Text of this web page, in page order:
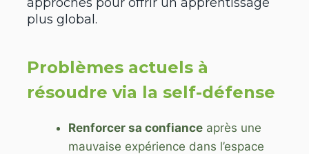
plus global.
Problèmes actuels à
résoudre via la self-défense
Renforcer sa confiance après une
mauvaise expérience dans l’espace